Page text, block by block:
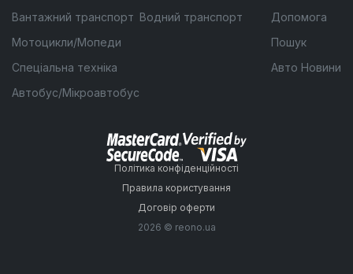
Вантажний транспорт
Мотоцикли/Мопеди
Спеціальна техніка
Автобус/Мікроавтобус
Водний транспорт
Допомога
Пошук
Авто Новини
Політика конфіденційності
Правила користування
Договір оферти
2026 © reono.ua